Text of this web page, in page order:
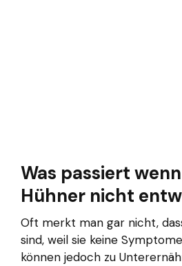
Was passiert
Hühner nicht
Oft merkt man gar nicht,
sind, weil sie keine
können jedoch zu